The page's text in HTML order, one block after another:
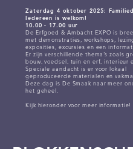
Zaterdag 4 oktober 2025:
Iedereen is welkom!
10.00 - 17.00 uur
De Erfgoed & Ambacht EXPO is
met demonstraties, workshops,
exposities, excursies en een
Er zijn verschillende thema’s zoals
bouw, voedsel, tuin en erf, interieur
Speciale aandacht is er voor lokaal
geproduceerde materialen en
Deze dag is De Smaak naar meer
het geheel.
Kijk hieronder voor meer informatie!